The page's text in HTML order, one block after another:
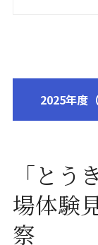
2025年度
「と
場体験
察